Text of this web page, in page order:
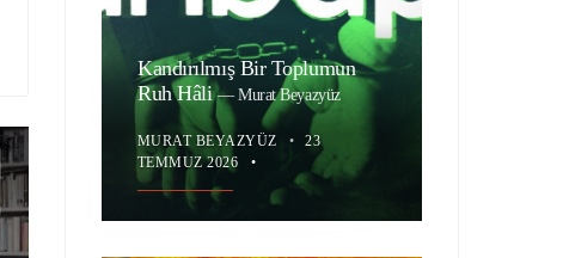
Kandırılmış Bir Toplumun
Ruh Hâli—Murat Beyazyüz
MURAT BEYAZYÜZ •
23
TEMMUZ 2026
•